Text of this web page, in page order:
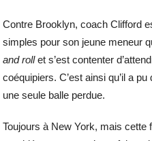
Contre Brooklyn, coach Clifford
simples pour son jeune meneur
and rollet s’est contenter
coéquipiers. C’est ainsi qu’il a
une seule balle perdue.
Toujours à New York, mais cette